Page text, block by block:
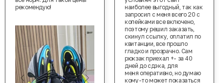
рекомендую!
наиболее выгодный, так как
запросил с меня всего 20 с
копейками все включено,
поэтому решил заказать,
скинул ссылку, оплатил по
квитанции, все прошло
гладко и прозрачно. Сам
рюкзак приехал +- за 40
дней до сдэка, для
меня оперативно, но думаю
кому-то может показаться